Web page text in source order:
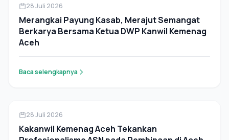
Berita
28 Juli 2026
Merangkai Payung Kasab, Merajut Semangat
Berkarya Bersama Ketua DWP Kanwil Kemenag
Aceh
Baca selengkapnya
Berita
28 Juli 2026
Kakanwil Kemenag Aceh Tekankan